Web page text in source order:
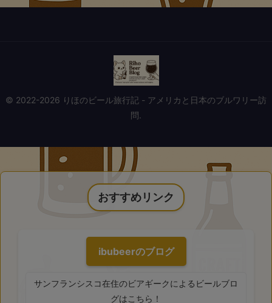
© 2022-2026 りほのビール旅行記 - アメリカと日本のブルワリー訪
問.
おすすめリンク
ibubeerのブログ
サンフランシスコ在住のビアギークによるビールブロ
グはこちら！